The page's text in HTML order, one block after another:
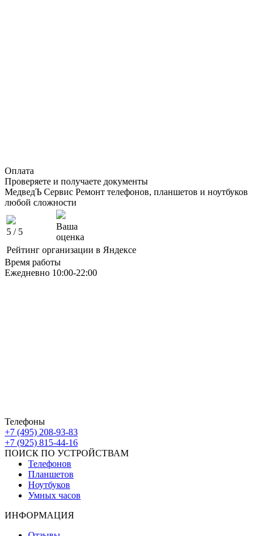
Оплата
Проверяете и получаете документы
МедведЪ Сервис Ремонт телефонов, планшетов и ноутбуков
любой сложности
5 / 5
Ваша
оценка
Рейтинг организации в Яндексе
Время работы
Ежедневно 10:00-22:00
Телефоны
+7 (495) 208-93-83
+7 (925) 815-44-16
ПОИСК ПО УСТРОЙСТВАМ
Телефонов
Планшетов
Ноутбуков
Умных часов
ИНФОРМАЦИЯ